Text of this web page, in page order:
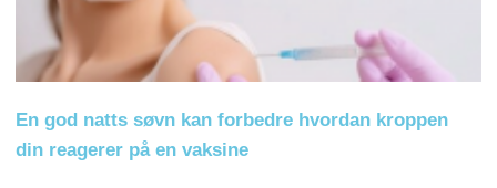
En god natts søvn kan forbedre hvordan kroppen
din reagerer på en vaksine